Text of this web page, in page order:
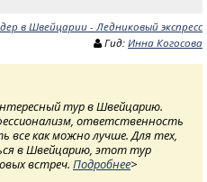
в Швейцарии - Ледниковый экспресс
Гид: Инна Когосова
тур в Швейцарию.
ответственность
все как можно лучше. Для тех,
в Швейцарию, этот тур
встреч. Подробнее>